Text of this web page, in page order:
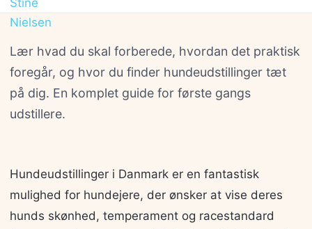
Lær hvad du skal forberede, hvordan det praktisk
foregår, og hvor du finder hundeudstillinger tæt
på dig. En komplet guide for første gangs
udstillere.
Hundeudstillinger i Danmark er en fantastisk
mulighed for hundejere, der ønsker at vise deres
hunds skønhed, temperament og racestandard